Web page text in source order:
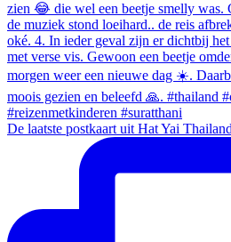
De laatste postkaart uit Hat Yai